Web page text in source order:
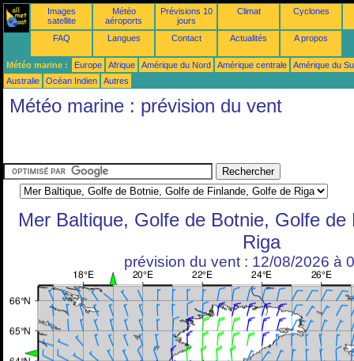
Images
satellite
Météo
aéroports
Prévisions 10
jours
Climat Cyclones
FAQ Langues Contact Actualités A propos
Météo marine : Europe Afrique Amérique du Nord Amérique centrale
Amérique du
Australie
Océan Indien Autres
Météo marine : prévision du vent
Mer Baltique, Golfe de Botnie, Golfe de
Riga
prévision du vent : 12/08/2026 à